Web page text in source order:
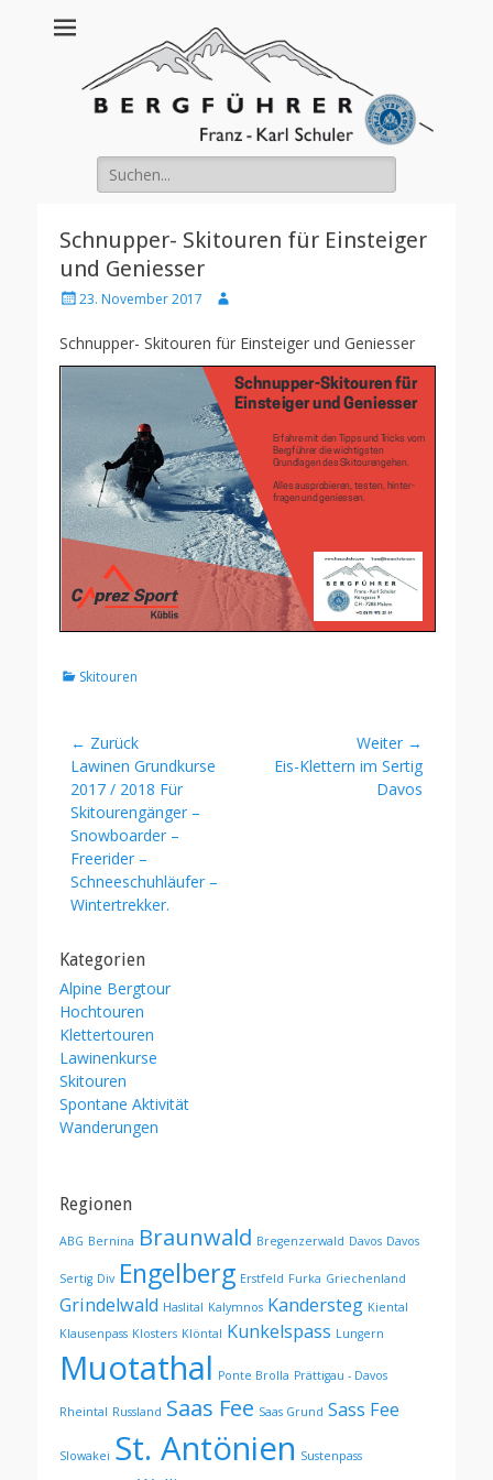
Franz Schuler
Suche
nach:
Schnupper- Skitouren für Einsteiger
und Geniesser
Posted23. November 2017 Author
Schnupper- Skitouren für Einsteiger und Geniesser
Kategorien
Skitouren
Beitragsnavigation
← Zurück
Vorheriger
Beitrag:
Lawinen Grundkurse
2017 / 2018 Für
Skitourengänger –
Snowboarder –
Freerider –
Schneeschuhläufer –
Wintertrekker.
Weiter →
Nächster
Eis-Klettern im Sertig
Davos
Kategorien
Alpine Bergtour
Hochtouren
Klettertouren
Lawinenkurse
Skitouren
Spontane Aktivität
Wanderungen
Regionen
ABG Bernina Braunwald Bregenzerwald Davos Davos
Sertig Div Engelberg Erstfeld Furka Griechenland
Grindelwald Haslital Kalymnos Kandersteg Kiental
Klausenpass Klosters Klöntal Kunkelspass Lungern
Muotathal Ponte Brolla Prättigau - Davos
Rheintal Russland Saas Fee Saas Grund Sass Fee
Slowakei St. Antönien Sustenpass